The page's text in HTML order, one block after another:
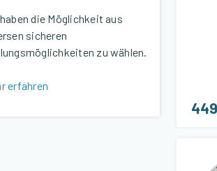
die Möglichkeit aus
sicheren
zu wählen.
erfahren